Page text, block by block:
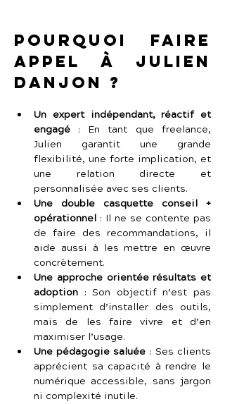
Pourquoi faire
appel à Julien
Danjon ?
Un expert indépendant, réactif et
engagé :
En tant que freelance,
Julien garantit une grande
flexibilité, une forte implication, et
une relation directe et
personnalisée avec ses clients.
Une double casquette conseil +
opérationnel : Il ne se contente pas
de faire des recommandations, il
aide aussi à les mettre en œuvre
concrètement.
Une approche orientée résultats et
adoption : Son objectif n’est pas
simplement d’installer des outils,
mais de les faire vivre et d’en
maximiser l’usage.
Une pédagogie saluée : Ses clients
apprécient sa capacité à rendre le
numérique accessible, sans jargon
ni complexité inutile.